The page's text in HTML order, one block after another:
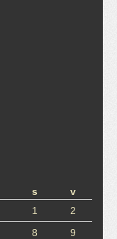
s
v
1
2
8
9